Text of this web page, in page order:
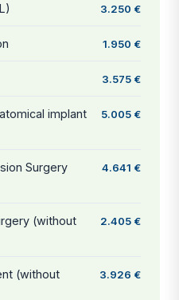
3.250 €
1.950 €
3.575 €
implant
5.005 €
Surgery
4.641 €
(without
2.405 €
(without
3.926 €